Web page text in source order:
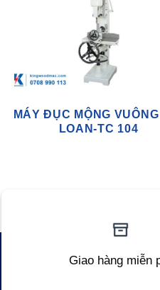
MÁY ĐỤC MỘNG VUÔNG
LOAN-TC 104
Giao hàng miễn